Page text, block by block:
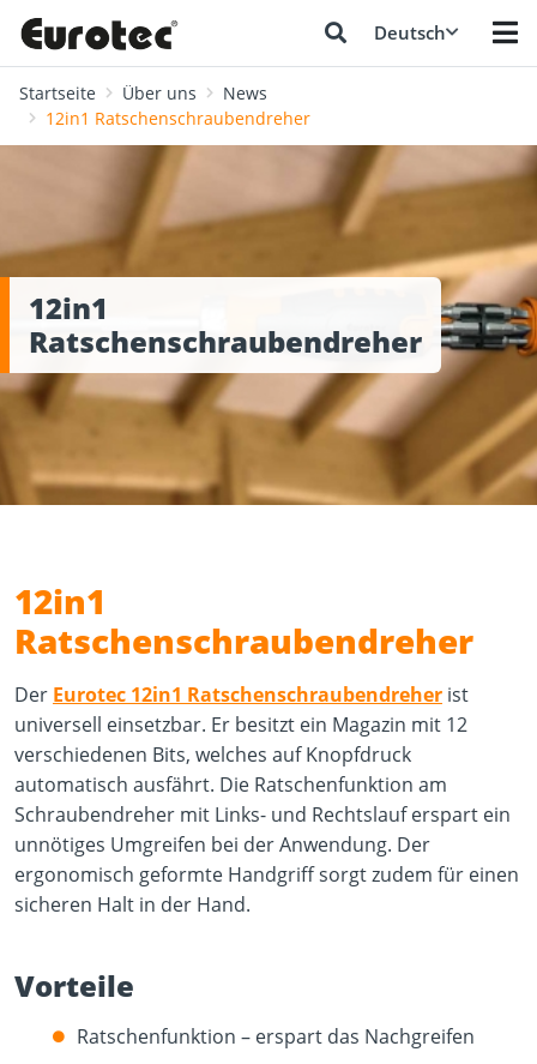
Deutsch
Startseite Über uns
News
12in1 Ratschenschraubendreher
12in1
Ratschenschraubendreher
12in1
Ratschenschraubendreher
Der Eurotec 12in1 Ratschenschraubendreher ist
universell einsetzbar. Er besitzt ein Magazin mit 12
verschiedenen Bits, welches auf Knopfdruck
automatisch ausfährt. Die Ratschenfunktion am
Schraubendreher mit Links- und Rechtslauf erspart ein
unnötiges Umgreifen bei der Anwendung. Der
ergonomisch geformte Handgriff sorgt zudem für einen
sicheren Halt in der Hand.
Vorteile
Ratschenfunktion – erspart das Nachgreifen